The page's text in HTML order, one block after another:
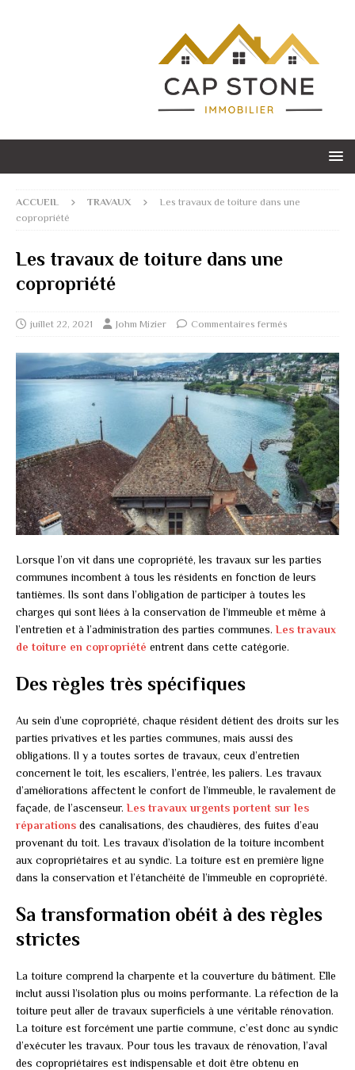
ACCUEIL TRAVAUX
Les travaux de toiture dans une
copropriété
Les travaux de toiture dans une
copropriété
juillet 22, 2021 Johm Mizier Commentaires fermés
Lorsque l’on vit dans une copropriété, les travaux sur les parties
communes incombent à tous les résidents en fonction de leurs
tantièmes. Ils sont dans l’obligation de participer à toutes les
charges qui sont liées à la conservation de l’immeuble et même à
l’entretien et à l’administration des parties communes. Les travaux
de toiture en copropriété entrent dans cette catégorie.
Des règles très spécifiques
Au sein d’une copropriété, chaque résident détient des droits sur les
parties privatives et les parties communes, mais aussi des
obligations. Il y a toutes sortes de travaux, ceux d’entretien
concernent le toit, les escaliers, l’entrée, les paliers. Les travaux
d’améliorations affectent le confort de l’immeuble, le ravalement de
façade, de l’ascenseur. Les travaux urgents portent sur les
réparations des canalisations, des chaudières, des fuites d’eau
provenant du toit. Les travaux d’isolation de la toiture incombent
aux copropriétaires et au syndic. La toiture est en première ligne
dans la conservation et l’étanchéité de l’immeuble en copropriété.
Sa transformation obéit à des règles
strictes
La toiture comprend la charpente et la couverture du bâtiment. Elle
inclut aussi l’isolation plus ou moins performante. La réfection de la
toiture peut aller de travaux superficiels à une véritable rénovation.
La toiture est forcément une partie commune, c’est donc au syndic
d’exécuter les travaux. Pour tous les travaux de rénovation, l’aval
des copropriétaires est indispensable et doit être obtenu en